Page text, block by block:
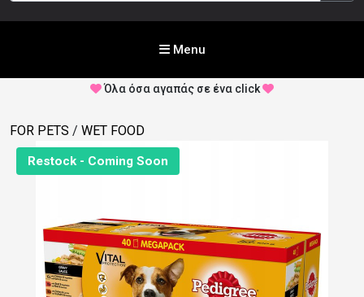
Menu
Όλα όσα αγαπάς σε ένα click
FOR PETS / WET FOOD
Restock - Coming Soon